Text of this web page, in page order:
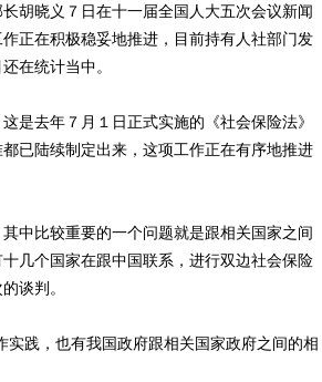
晓义７日在十一届全国人大五次会议新闻
正在积极稳妥地推进，目前持有人社部门发
在统计当中。
去年７月１日正式实施的《社会保险法》
已陆续制定出来，这项工作正在有序地推进
比较重要的一个问题就是跟相关国家之间
几个国家在跟中国联系，进行双边社会保险
谈判。
践，也有我国政府跟相关国家政府之间的相